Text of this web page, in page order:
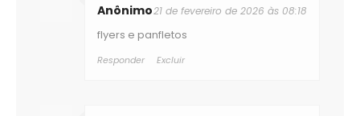
Anônimo21 de fevereiro de 2026 às 08:18
flyers e panfletos
Responder Excluir